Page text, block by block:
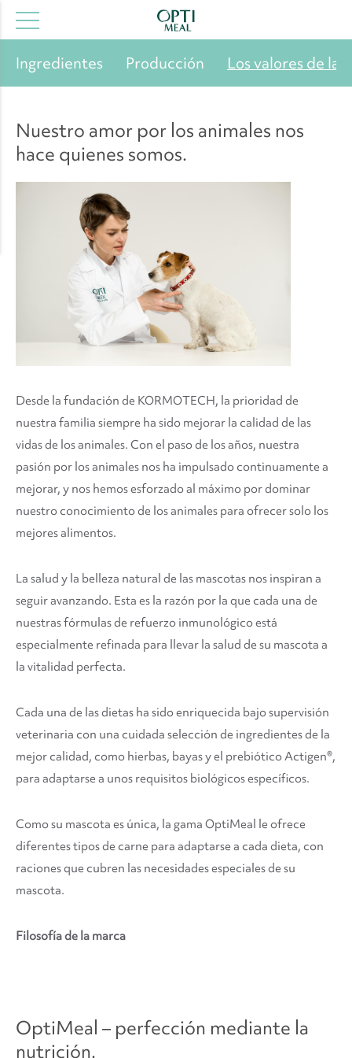
Ingredientes Producción Los valores de la
Nuestro amor por los animales nos
hace quienes somos.
Desde la fundación de KORMOTECH, la prioridad de
nuestra familia siempre ha sido mejorar la calidad de las
vidas de los animales. Con el paso de los años, nuestra
pasión por los animales nos ha impulsado continuamente a
mejorar, y nos hemos esforzado al máximo por dominar
nuestro conocimiento de los animales para ofrecer solo los
mejores alimentos.
La salud y la belleza natural de las mascotas nos inspiran a
seguir avanzando. Esta es la razón por la que cada una de
nuestras fórmulas de refuerzo inmunológico está
especialmente refinada para llevar la salud de su mascota a
la vitalidad perfecta.
Cada una de las dietas ha sido enriquecida bajo supervisión
veterinaria con una cuidada selección de ingredientes de la
mejor calidad, como hierbas, bayas y el prebiótico Actigen®,
para adaptarse a unos requisitos biológicos específicos.
Como su mascota es única, la gama OptiMeal le ofrece
diferentes tipos de carne para adaptarse a cada dieta, con
raciones que cubren las necesidades especiales de su
mascota.
Filosofía de la marca
OptiMeal – perfección mediante la
nutrición.